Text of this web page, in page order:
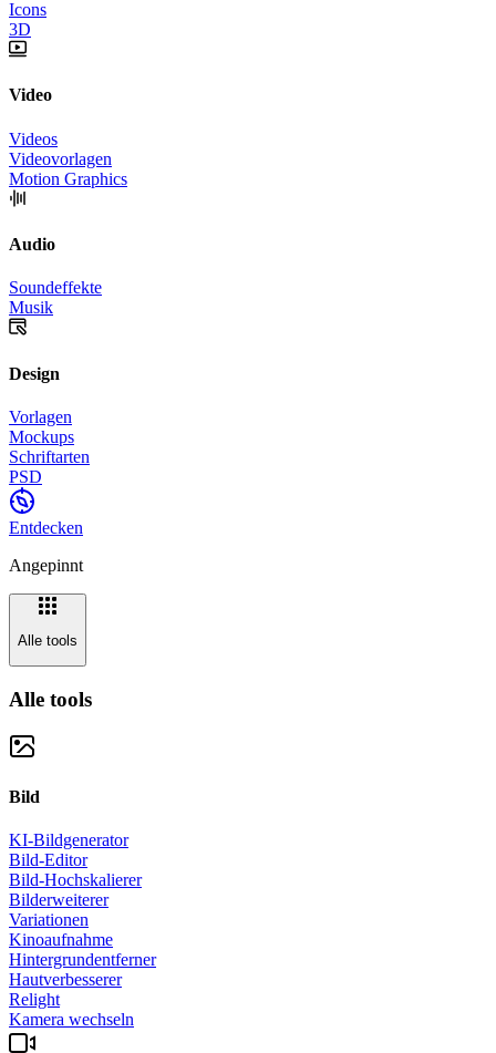
Icons
3D
Video
Videos
Videovorlagen
Motion Graphics
Audio
Soundeffekte
Musik
Design
Vorlagen
Mockups
Schriftarten
PSD
Entdecken
Angepinnt
Alle tools
Alle tools
Bild
KI-Bildgenerator
Bild-Editor
Bild-Hochskalierer
Bilderweiterer
Variationen
Kinoaufnahme
Hintergrundentferner
Hautverbesserer
Relight
Kamera wechseln